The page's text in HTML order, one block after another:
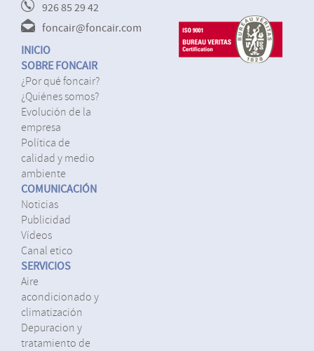
926 85 29 42
foncair@foncair.com
INICIO
SOBRE FONCAIR
¿por qué foncair?
¿quiénes somos?
evolución de la
empresa
política de
calidad y medio
ambiente
COMUNICACIÓN
noticias
publicidad
vídeos
canal etico
SERVICIOS
aire
acondicionado y
climatización
depuracion y
tratamiento de